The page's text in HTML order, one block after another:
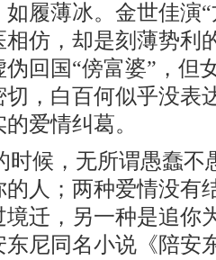
履薄冰。金世佳演
仿，却是刻薄势利
回国“傍富婆”，但
，白百何似乎没表
爱情纠葛。
时候，无所谓愚蠢
的人；两种爱情没有
迁，另一种是追你
尼同名小说《陪安